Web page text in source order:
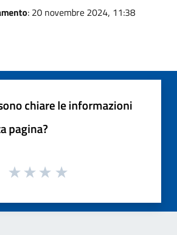
: 20 novembre 2024, 11:38
chiare le informazioni
pagina?